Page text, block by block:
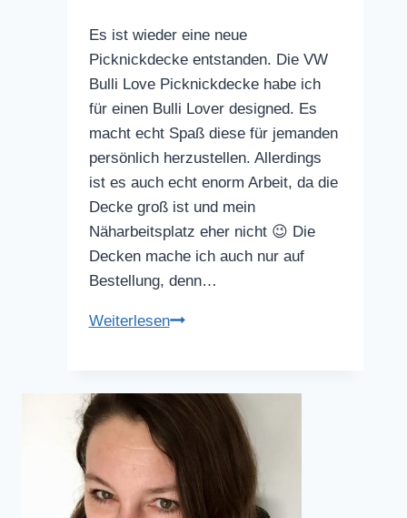
Es ist wieder eine neue
Picknickdecke entstanden. Die VW
Bulli Love Picknickdecke habe ich
für einen Bulli Lover designed. Es
macht echt Spaß diese für jemanden
persönlich herzustellen. Allerdings
ist es auch echt enorm Arbeit, da die
Decke groß ist und mein
Näharbeitsplatz eher nicht 😉 Die
Decken mache ich auch nur auf
Bestellung, denn…
WeiterlesenVW
Picknickdecke